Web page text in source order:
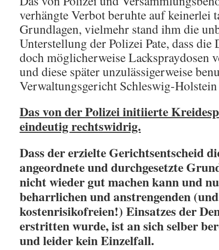
verhängte Verbot beruhte auf keinerlei
Grundlagen, vielmehr stand ihm die
Unterstellung der Polizei Pate, dass die
doch möglicherweise Lackspraydosen
und diese später unzulässigerweise
Verwaltungsgericht Schleswig-
Das von der Polizei initiierte
eindeutig rechtswidrig.
Dass der erzielte Gerichtsentscheid
angeordnete und durchgesetzte
nicht wieder gut machen kann und
beharrlichen und anstrengenden
kostenrisikofreien!) Einsatzes der
erstritten wurde, ist an sich selber
und leider kein Einzelfall.